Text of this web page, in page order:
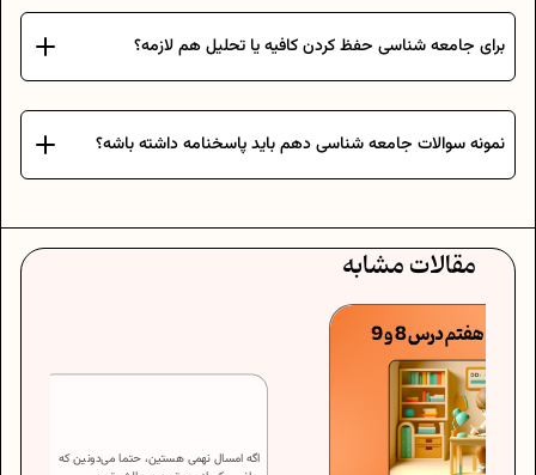
برای جامعه شناسی حفظ کردن کافیه یا تحلیل هم لازمه؟
نمونه سوالات جامعه شناسی دهم باید پاسخنامه داشته باشه؟
مقالات مشابه